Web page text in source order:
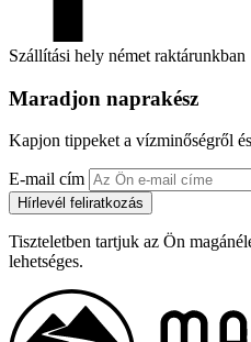
Szállítási hely német raktárunkban
Maradjon naprakész
Kapjon tippeket a vízminőségről
E-mail cím
Hírlevél feliratkozás
Tiszteletben tartjuk az Ön
lehetséges.